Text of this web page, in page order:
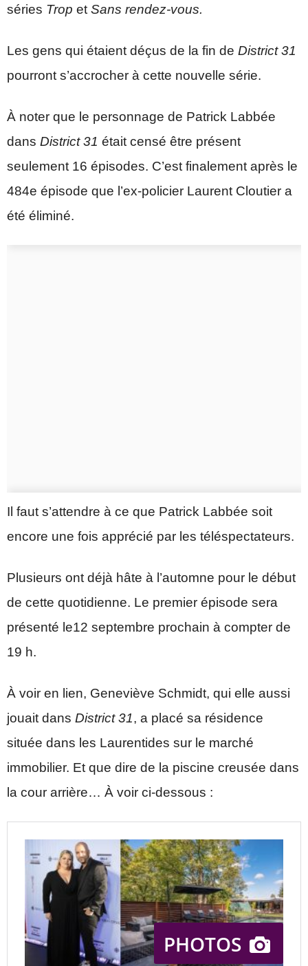
séries Trop et Sans rendez-vous.
Les gens qui étaient déçus de la fin de District 31
pourront s’accrocher à cette nouvelle série.
À noter que le personnage de Patrick Labbée
dans District 31 était censé être présent
seulement 16 épisodes. C’est finalement après le
484e épisode que l’ex-policier Laurent Cloutier a
été éliminé.
Il faut s’attendre à ce que Patrick Labbée soit
encore une fois apprécié par les téléspectateurs.
Plusieurs ont déjà hâte à l’automne pour le début
de cette quotidienne. Le premier épisode sera
présenté le12 septembre prochain à compter de
19 h.
À voir en lien, Geneviève Schmidt, qui elle aussi
jouait dans District 31, a placé sa résidence
située dans les Laurentides sur le marché
immobilier. Et que dire de la piscine creusée dans
la cour arrière… À voir ci-dessous :